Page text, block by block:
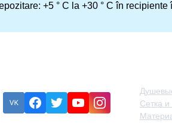
+5 ° C la +30 ° C în recipiente
Сетка и